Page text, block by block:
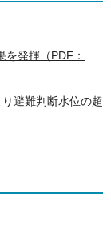
発揮（PDF：
避難判断水位の超